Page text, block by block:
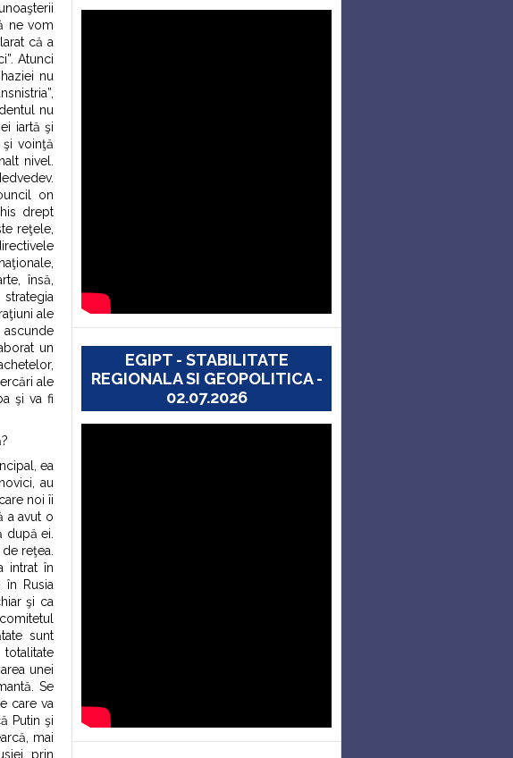
ne vom
că a
Atunci
nu
nu
iartă şi
voinţă
nivel.
on
drept
reţele,
însă,
ale
un
ale
şi va fi
ea
au
noi îi
a avut o
după ei.
reţea.
intrat în
în Rusia
şi ca
sunt
unei
Se
care va
Putin şi
mai
prin
EGIPT - STABILITATE
REGIONALA SI GEOPOLITICA -
02.07.2026